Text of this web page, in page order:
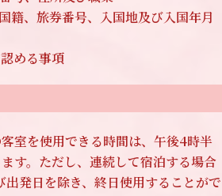
籍、旅券番号、入国地及び入国年月
める事項
室を使用できる時間は、午後4時半
す。ただし、連続して宿泊する場合
出発日を除き、終日使用することがで